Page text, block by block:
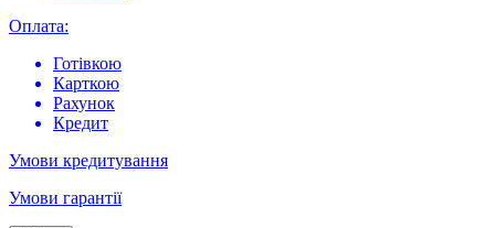
Оплата:
Готівкою
Карткою
Рахунок
Кредит
Умови кредитування
Умови гарантії